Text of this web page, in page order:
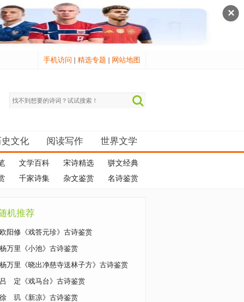
✕
手机访问 精选专题 网站地图
史文化 阅读写作 世界文学
文学百科 宋诗精选
骈文经典
千家诗集 杂文鉴赏 名诗鉴赏
机推荐
欧阳修《戏答元珍》古诗鉴赏
杨万里《小池》古诗鉴赏
杨万里《晓出净慈寺送林子方》古诗鉴赏
吕 定《戏马台》古诗鉴赏
徐 玑《新凉》古诗鉴赏